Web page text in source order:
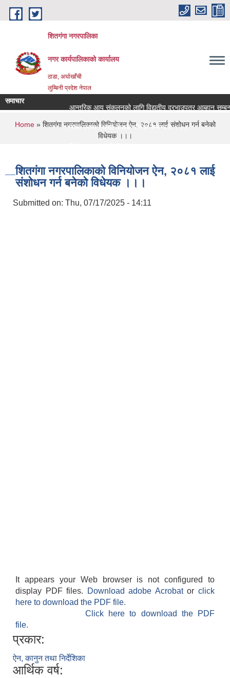
Skip to main content
शितगंगा नगरपालिका
नगर कार्यपालिकाकाे कार्यालय
ठाडा, अर्घाखाँची
लुम्बिनी प्रदेश नेपाल
समाचार
आन्तरिक आय संकलनको लागि विद्युतीय दरभाउपत्र आब्हान
रिक्त पदमा स्थायी शिक्षक सरुवा सम्बन्धमा ।।।
You are here
Home» शितगंगा नगरपालिकाको विनियोजन ऐन, २०८१ लाई संशोधन गर्न बनेको
विधेयक ।।।
शितगंगा नगरपालिकाको विनियोजन ऐन, २०८१ लाई
संशोधन गर्न बनेको विधेयक ।।।
Submitted on: Thu, 07/17/2025 - 14:11
It appears your Web browser is not configured to
display PDF files.
Download adobe Acrobatorclick
here to download the PDF file.
Click here to download the PDF
file.
प्रकार:
ऐन, कानुन तथा निर्देशिका
आर्थिक वर्ष: